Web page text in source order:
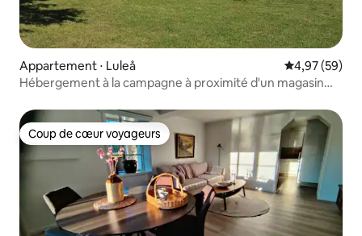
Appartement ⋅ Luleå Évaluation
4,97 (59)
Hébergement à la campagne à proximité d'un magasin
Coup de cœur voyageurs
Coup de cœur voyageurs